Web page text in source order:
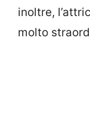
inoltre,
molto